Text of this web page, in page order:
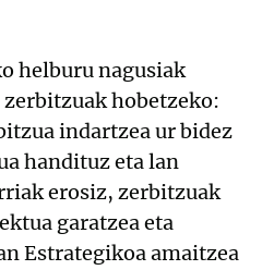
helburu nagusiak
hobetzeko:
indartzea ur bidez
handituz eta lan
erosiz, zerbitzuak
garatzea eta
Estrategikoa amaitzea